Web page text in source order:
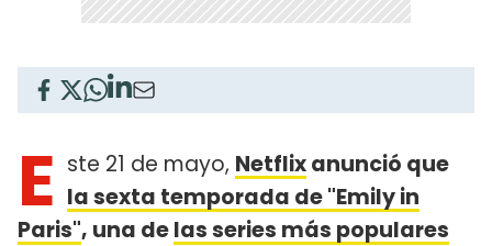
E ste 21 de mayo, Netflixanunció que
la sexta temporada de "Emily in
Paris", una delas series más populares